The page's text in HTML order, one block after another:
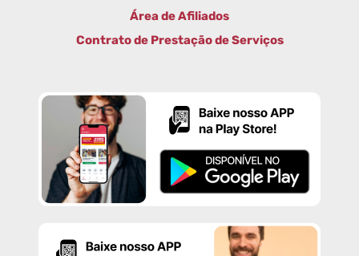
Área de Afiliados
Contrato de Prestação de Serviços